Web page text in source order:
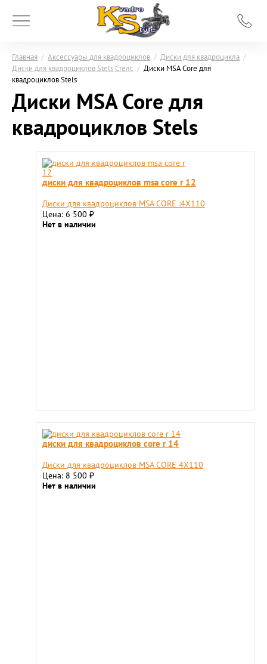
Главная / Аксессуары для квадроциклов / Диски для квадроцикла /
Диски для квадроциклов Stels Стелс / Диски MSA Core для
квадроциклов Stels
Диски MSA Core для
квадроциклов Stels
диски для квадроциклов msa core r 12
Диски для квадроциклов MSA CORE :4X110
Цена: 6 500 ₽
Нет в наличии
диски для квадроциклов core r 14
Диски для квадроциклов MSA CORE 4X110
Цена: 8 500 ₽
Нет в наличии